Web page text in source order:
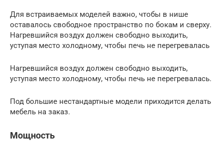
Для встраиваемых моделей важно, чтобы в нише
оставалось свободное пространство по бокам и сверху.
Нагревшийся воздух должен свободно выходить,
уступая место холодному, чтобы печь не перегревалась
Нагревшийся воздух должен свободно выходить,
уступая место холодному, чтобы печь не перегревалась.
Под большие нестандартные модели приходится делать
мебель на заказ.
Мощность